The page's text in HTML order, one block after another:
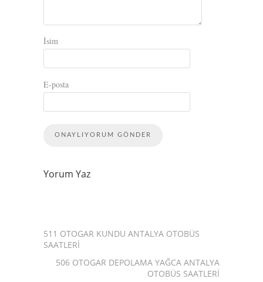
İsim
E-posta
Yorum Yaz
511 OTOGAR KUNDU ANTALYA OTOBÜS
SAATLERI
506 OTOGAR DEPOLAMA YAĞCA ANTALYA
OTOBÜS SAATLERI